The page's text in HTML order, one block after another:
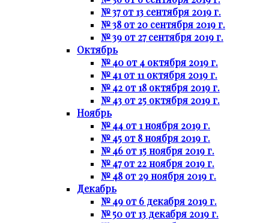
№ 37 от 13 сентября 2019 г.
№ 38 от 20 сентября 2019 г.
№ 39 от 27 сентября 2019 г.
Октябрь
№ 40 от 4 октября 2019 г.
№ 41 от 11 октября 2019 г.
№ 42 от 18 октября 2019 г.
№ 43 от 25 октября 2019 г.
Ноябрь
№ 44 от 1 ноября 2019 г.
№ 45 от 8 ноября 2019 г.
№ 46 от 15 ноября 2019 г.
№ 47 от 22 ноября 2019 г.
№ 48 от 29 ноября 2019 г.
Декабрь
№ 49 от 6 декабря 2019 г.
№ 50 от 13 декабря 2019 г.